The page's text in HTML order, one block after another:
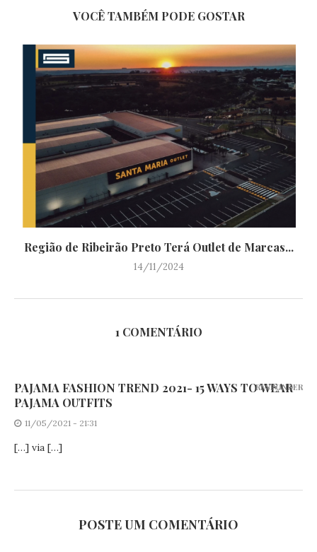
VOCÊ TAMBÉM PODE GOSTAR
Região de Ribeirão Preto Terá Outlet de Marcas...
14/11/2024
1 COMENTÁRIO
PAJAMA FASHION TREND 2021- 15 WAYS TO WEAR
PAJAMA OUTFITS
11/05/2021 - 21:31
[…] via […]
RESPONDER
POSTE UM COMENTÁRIO